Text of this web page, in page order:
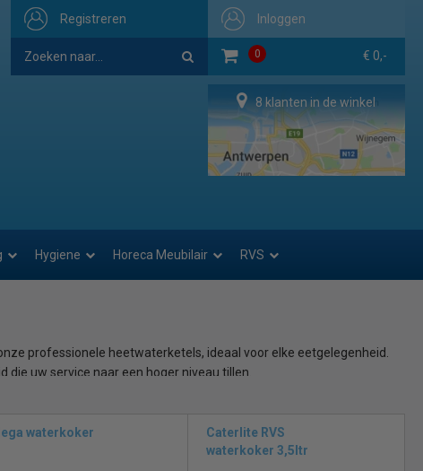
Inloggen
0 € 0,-
Registreren
8 klanten in de winkel
Hygiene Horeca Meubilair RVS
professionele heetwaterketels, ideaal voor elke eetgelegenheid.
uw service naar een hoger niveau tillen.
drukke restaurants, hotels en grote evenementen.
waterkoker
Caterlite RVS
waterkoker 3,5ltr